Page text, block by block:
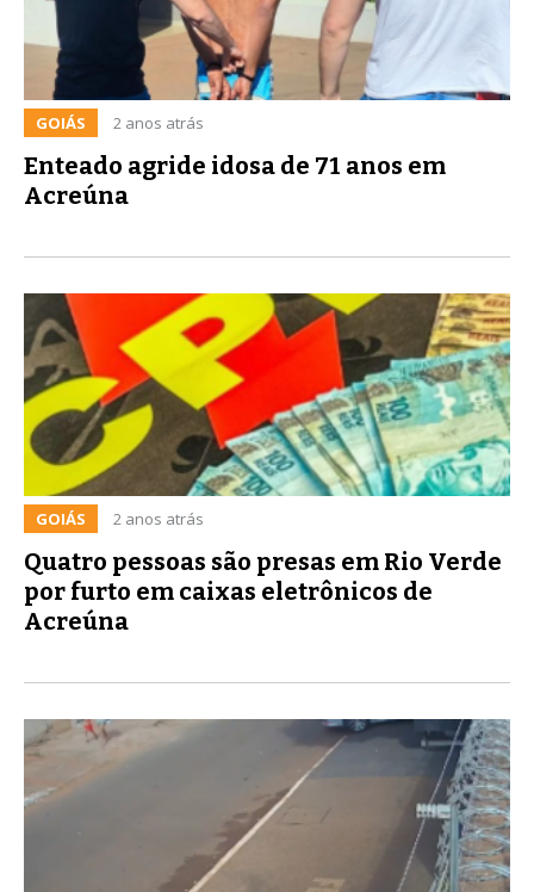
GOIÁS 2 anos atrás
Enteado agride idosa de 71 anos em
Acreúna
GOIÁS 2 anos atrás
Quatro pessoas são presas em Rio Verde
por furto em caixas eletrônicos de
Acreúna